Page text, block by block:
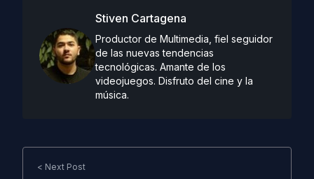
Stiven Cartagena
Productor de Multimedia, fiel seguidor
de las nuevas tendencias
tecnológicas. Amante de los
videojuegos. Disfruto del cine y la
música.
< Next Post